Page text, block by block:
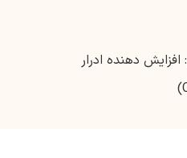
: افزایش دهنده ادرار